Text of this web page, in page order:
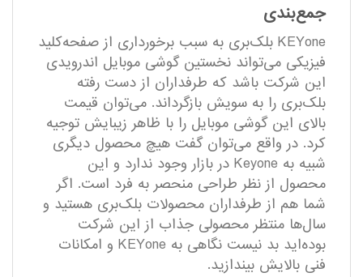
جمع‌بندی
KEYone بلک‌بری به سبب برخورداری از صفحه‌کلید
فیزیکی می‌تواند نخستین گوشی موبایل اندرویدی
این شرکت باشد که طرفداران از دست رفته
بلک‌بری را به سویش بازگرداند. می‌توان قیمت
بالای این گوشی موبایل را با ظاهر زیبایش توجیه
کرد. در واقع می‌توان گفت هیچ محصول دیگری
شبیه به Keyone در بازار وجود ندارد و این
محصول از نظر طراحی منحصر به فرد است. اگر
شما هم از طرفداران محصولات بلک‌بری هستید و
سال‌ها منتظر محصولی جذاب از این شرکت
بوده‌اید بد نیست نگاهی به KEYone و امکانات
فنی بالایش بیندازید.